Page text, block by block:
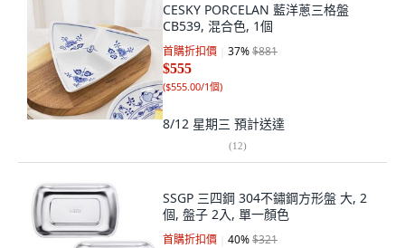
CESKY PORCELAN 藍洋蔥三格盤
CB539, 混合色, 1個
首購折扣價 37%$881
$555
($555.00/1個)
8/12 星期三 預計送達
(12)
SSGP 三四鋼 304不鏽鋼方形盤 大, 2
個, 盤子 2入, 單一顏色
首購折扣價 40%$321